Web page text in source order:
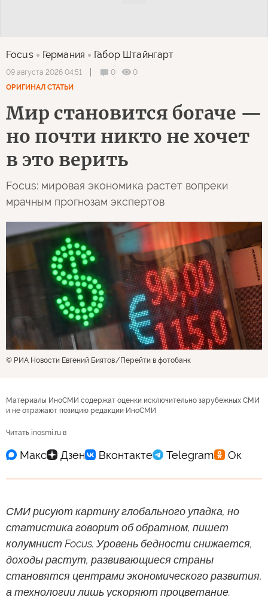
Focus Германия Габор Штайнгарт
09 августа 2026 04:51 0
0
ОРИГИНАЛ СТАТЬИ
Мир становится богаче —
но почти никто не хочет
в это верить
Focus: мировая экономика растет вопреки
мрачным прогнозам экспертов
© РИА Новости Евгений Биятов Перейти в фотобанк
Материалы ИноСМИ содержат оценки исключительно зарубежных СМИ
и не отражают позицию редакции ИноСМИ
Читать inosmi.ru в
СМИ рисуют картину глобального упадка, но
статистика говорит об обратном, пишет
колумнист Focus. Уровень бедности снижается,
доходы растут, развивающиеся страны
становятся центрами экономического развития,
а технологии лишь ускоряют процветание.